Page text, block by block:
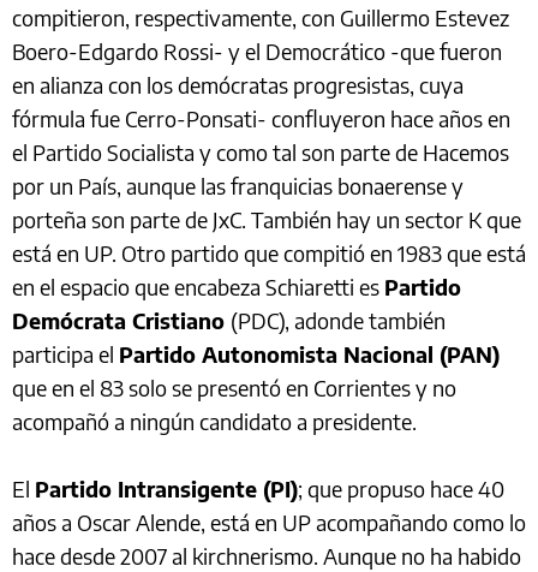
compitieron, respectivamente, con Guillermo Estevez
Boero-Edgardo Rossi- y el Democrático -que fueron
en alianza con los demócratas progresistas, cuya
fórmula fue Cerro-Ponsati- confluyeron hace años en
el Partido Socialista y como tal son parte de Hacemos
por un País, aunque las franquicias bonaerense y
porteña son parte de JxC. También hay un sector K que
está en UP. Otro partido que compitió en 1983 que está
en el espacio que encabeza Schiaretti es Partido
Demócrata Cristiano (PDC), adonde también
participa el Partido Autonomista Nacional (PAN)
que en el 83 solo se presentó en Corrientes y no
acompañó a ningún candidato a presidente.
El Partido Intransigente (PI); que propuso hace 40
años a Oscar Alende, está en UP acompañando como lo
hace desde 2007 al kirchnerismo. Aunque no ha habido